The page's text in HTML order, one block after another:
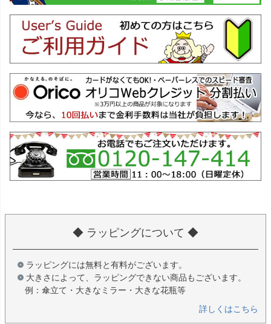
◆ ラッピングについて ◆
ラッピングには無料と有料がございます。
大きさによって、ラッピングできない商品もございます。
例：傘立て・大きなミラー・大きな花瓶等
詳しくはこちら